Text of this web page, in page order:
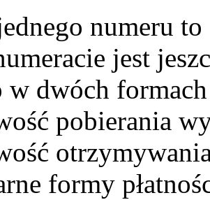
numeru to
jest
w dwóch
pobierania
formy